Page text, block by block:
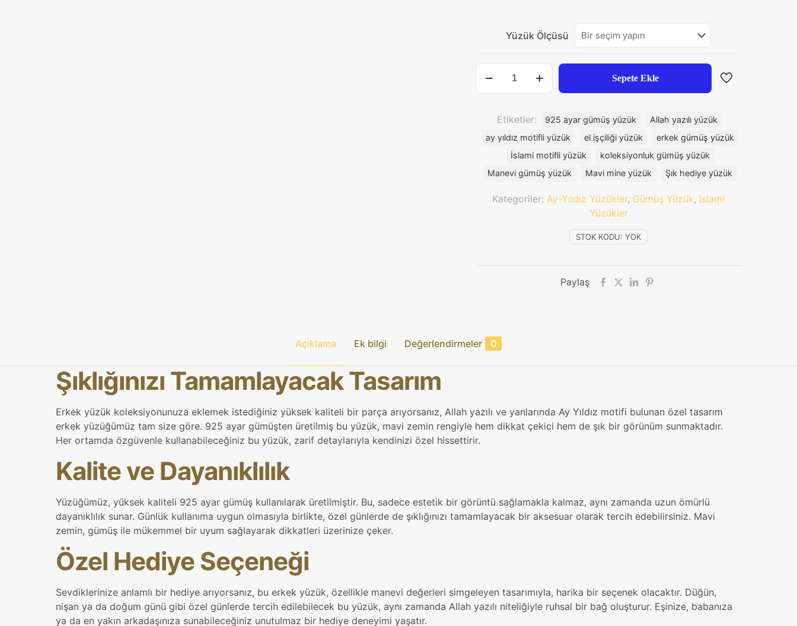
₺5.662,82.fiyat:
₺4.454,17.
Yüzük Ölçüsü
Ay
Motifli
Ayar
Sepete Ekle
STOK KODU: YOK
Kategoriler: Ay-Yıldız Yüzükler, Gümüş Yüzük, İslami
Yüzükler
Etiketler: 925 ayar gümüş yüzük
Allah yazılı yüzük
ay yıldız motifli yüzük
el işçiliği yüzük
erkek gümüş yüzük
İslami motifli yüzük
koleksiyonluk gümüş yüzük
Manevi gümüş yüzük
Mavi mine yüzük Şık hediye yüzük
Paylaş
Açıklama Ek bilgi Değerlendirmeler 0
Şıklığınızı Tamamlayacak Tasarım
Erkek yüzük koleksiyonunuza eklemek istediğiniz yüksek kaliteli bir parça arıyorsanız, Allah yazılı ve yanlarında Ay Yıldız motifi bulunan özel tasarım
erkek yüzüğümüz tam size göre. 925 ayar gümüşten üretilmiş bu yüzük, mavi zemin rengiyle hem dikkat çekici hem de şık bir görünüm sunmaktadır.
Her ortamda özgüvenle kullanabileceğiniz bu yüzük, zarif detaylarıyla kendinizi özel hissettirir.
Kalite ve Dayanıklılık
Yüzüğümüz, yüksek kaliteli 925 ayar gümüş kullanılarak üretilmiştir. Bu, sadece estetik bir görüntü sağlamakla kalmaz, aynı zamanda uzun ömürlü
dayanıklılık sunar. Günlük kullanıma uygun olmasıyla birlikte, özel günlerde de şıklığınızı tamamlayacak bir aksesuar olarak tercih edebilirsiniz. Mavi
zemin, gümüş ile mükemmel bir uyum sağlayarak dikkatleri üzerinize çeker.
Özel Hediye Seçeneği
Sevdiklerinize anlamlı bir hediye arıyorsanız, bu erkek yüzük, özellikle manevi değerleri simgeleyen tasarımıyla, harika bir seçenek olacaktır. Düğün,
nişan ya da doğum günü gibi özel günlerde tercih edilebilecek bu yüzük, aynı zamanda Allah yazılı niteliğiyle ruhsal bir bağ oluşturur. Eşinize, babanıza
ya da en yakın arkadaşınıza sunabileceğiniz unutulmaz bir hediye deneyimi yaşatır.